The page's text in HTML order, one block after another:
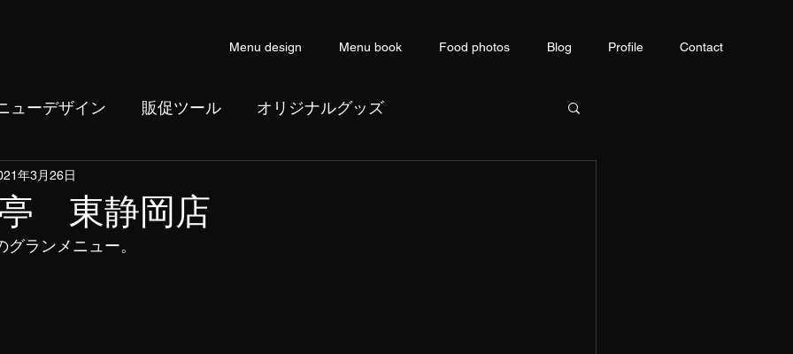
Menu design Menu book Food photos Blog Profile Contact
ューデザイン 販促ツール オリジナルグッズ
コピーライティング
東静岡店
年3月26日
ランメニュー。